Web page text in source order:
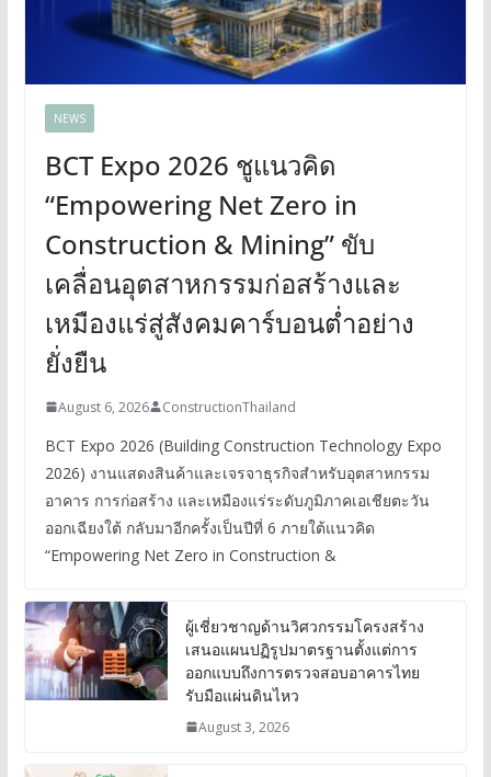
NEWS
BCT Expo 2026 ชูแนวคิด
“Empowering Net Zero in
Construction & Mining” ขับ
เคลื่อนอุตสาหกรรมก่อสร้างและ
เหมืองแร่สู่สังคมคาร์บอนต่ำอย่าง
ยั่งยืน
August 6, 2026 ConstructionThailand
BCT Expo 2026 (Building Construction Technology Expo
2026) งานแสดงสินค้าและเจรจาธุรกิจสำหรับอุตสาหกรรม
อาคาร การก่อสร้าง และเหมืองแร่ระดับภูมิภาคเอเชียตะวัน
ออกเฉียงใต้ กลับมาอีกครั้งเป็นปีที่ 6 ภายใต้แนวคิด
“Empowering Net Zero in Construction &
ผู้เชี่ยวชาญด้านวิศวกรรมโครงสร้าง
เสนอแผนปฏิรูปมาตรฐานตั้งแต่การ
ออกแบบถึงการตรวจสอบอาคารไทย
รับมือแผ่นดินไหว
August 3, 2026